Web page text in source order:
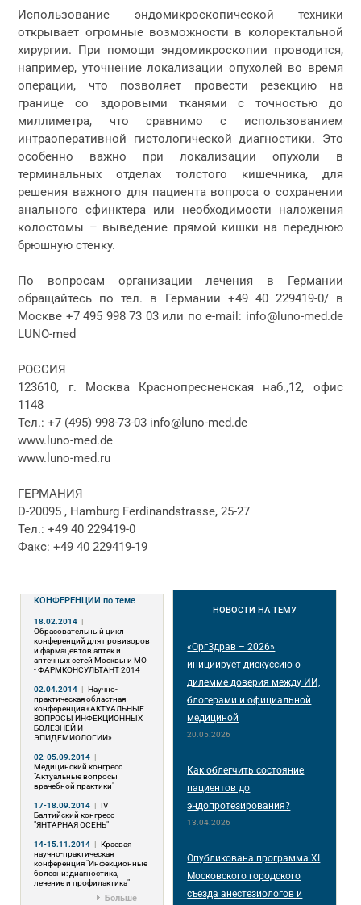
Использование эндомикроскопической техники
открывает огромные возможности в колоректальной
хирургии. При помощи эндомикроскопии проводится,
например, уточнение локализации опухолей во время
операции, что позволяет провести резекцию на
границе со здоровыми тканями с точностью до
миллиметра, что сравнимо с использованием
интраоперативной гистологической диагностики. Это
особенно важно при локализации опухоли в
терминальных отделах толстого кишечника, для
решения важного для пациента вопроса о сохранении
анального сфинктера или необходимости наложения
колостомы – выведение прямой кишки на переднюю
брюшную стенку.
По вопросам организации лечения в Германии
обращайтесь по тел. в Германии +49 40 229419-0/ в
Москве +7 495 998 73 03 или по e-mail: info@luno-med.de
LUNO-med
РОССИЯ
123610, г. Москва Краснопресненская наб.,12, офис
1148
Тел.: +7 (495) 998-73-03 info@luno-med.de
www.luno-med.de
www.luno-med.ru
ГЕРМАНИЯ
D-20095 , Hamburg Ferdinandstrasse, 25-27
Тел.: +49 40 229419-0
Факс: +49 40 229419-19
КОНФЕРЕНЦИИпо теме
18.02.2014 |
Образовательный цикл
конференций для провизоров
и фармацевтов аптек и
аптечных сетей Москвы и МО
- ФАРМКОНСУЛЬТАНТ 2014
02.04.2014 | Научно-
практическая областная
конференция «АКТУАЛЬНЫЕ
ВОПРОСЫ ИНФЕКЦИОННЫХ
БОЛЕЗНЕЙ И
ЭПИДЕМИОЛОГИИ»
02-05.09.2014 |
Медицинский конгресс
"Актуальные вопросы
врачебной практики"
17-18.09.2014 | IV
Балтийский конгресс
"ЯНТАРНАЯ ОСЕНЬ"
14-15.11.2014 | Краевая
научно-практическая
конференция "Инфекционные
болезни: диагностика,
лечение и профилактика"
Больше
НОВОСТИНА ТЕМУ
«ОргЗдрав – 2026»
инициирует дискуссию о
дилемме доверия между ИИ,
блогерами и официальной
медициной
20.05.2026
Как облегчить состояние
пациентов до
эндопротезирования?
13.04.2026
Опубликована программа XI
Московского городского
съезда анестезиологов и